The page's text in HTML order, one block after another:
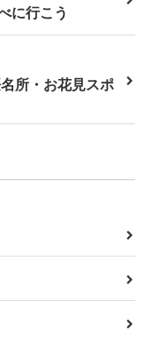
に行こう
所・お花見スポ